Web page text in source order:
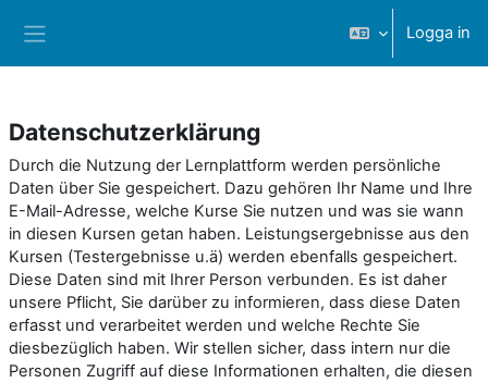
Logga in
Datenschutzerklärung
Durch die Nutzung der Lernplattform werden persönliche
Daten über Sie gespeichert. Dazu gehören Ihr Name und Ihre
E-Mail-Adresse, welche Kurse Sie nutzen und was sie wann
in diesen Kursen getan haben. Leistungsergebnisse aus den
Kursen (Testergebnisse u.ä) werden ebenfalls gespeichert.
Diese Daten sind mit Ihrer Person verbunden. Es ist daher
unsere Pflicht, Sie darüber zu informieren, dass diese Daten
erfasst und verarbeitet werden und welche Rechte Sie
diesbezüglich haben. Wir stellen sicher, dass intern nur die
Personen Zugriff auf diese Informationen erhalten, die diesen